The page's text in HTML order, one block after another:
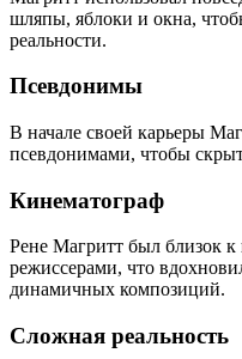
шляпы, яблоки и окна,
реальности.
Псевдонимы
В начале своей карьеры
псевдонимами, чтобы
Кинематограф
Рене Магритт был близок к
режиссерами, что
динамичных композиций.
Сложная реальность